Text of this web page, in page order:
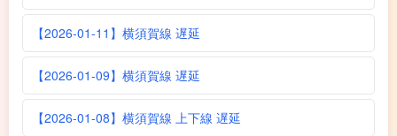
【2026-01-11】横須賀線 遅延
【2026-01-09】横須賀線 遅延
【2026-01-08】横須賀線 上下線 遅延